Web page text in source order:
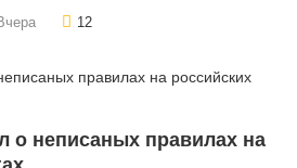
12
о неписаных правилах на